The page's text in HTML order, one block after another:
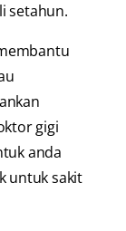
setahun.
gigi
anda
untuk sakit